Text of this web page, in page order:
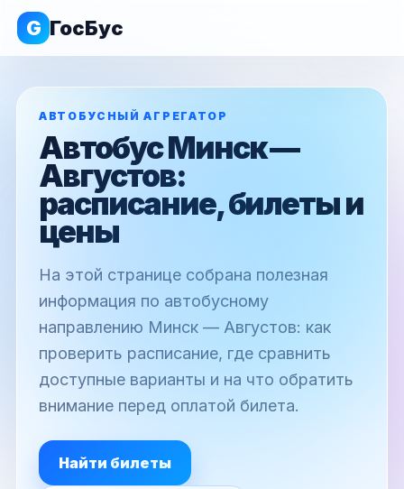
G ГосБус
АВТОБУСНЫЙ АГРЕГАТОР
Автобус Минск —
Августов:
расписание, билеты и
цены
На этой странице собрана полезная
информация по автобусному
направлению Минск — Августов: как
проверить расписание, где сравнить
доступные варианты и на что обратить
внимание перед оплатой билета.
Найти билеты